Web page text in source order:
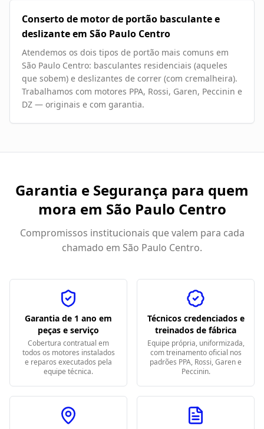
Conserto de motor de portão basculante e
deslizante em São Paulo Centro
Atendemos os dois tipos de portão mais comuns em
São Paulo Centro: basculantes residenciais (aqueles
que sobem) e deslizantes de correr (com cremalheira).
Trabalhamos com motores PPA, Rossi, Garen, Peccinin e
DZ — originais e com garantia.
Garantia e Segurança para quem
mora em São Paulo Centro
Compromissos institucionais que valem para cada
chamado em São Paulo Centro.
Garantia de 1 ano em
peças e serviço
Cobertura contratual em
todos os motores instalados
e reparos executados pela
equipe técnica.
Técnicos credenciados e
treinados de fábrica
Equipe própria, uniformizada,
com treinamento oficial nos
padrões PPA, Rossi, Garen e
Peccinin.